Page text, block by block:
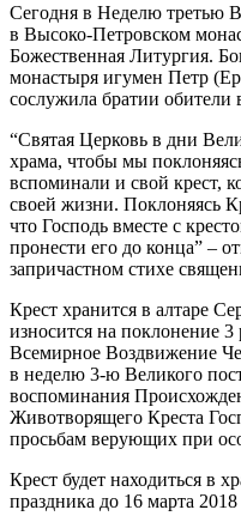
Сегодня в Неделю третью
в Высоко-Петровском
Божественная Литургия.
монастыря игумен Петр
сослужила братии обители
“Святая Церковь в дни
храма, чтобы мы
вспоминали и свой крест,
своей жизни. Поклоняясь
что Господь вместе с
пронести его до конца” –
запричастном стихе
Крест хранится в алтаре
износится на поклонение
Всемирное Воздвижение
в неделю 3-ю Великого
воспоминания
Животворящего Креста
просьбам верующих при
Крест будет находиться в
праздника до 16 марта 2018